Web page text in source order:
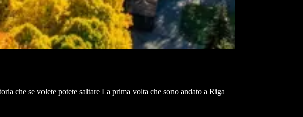
che se volete potete saltare La prima volta che sono andato a Riga